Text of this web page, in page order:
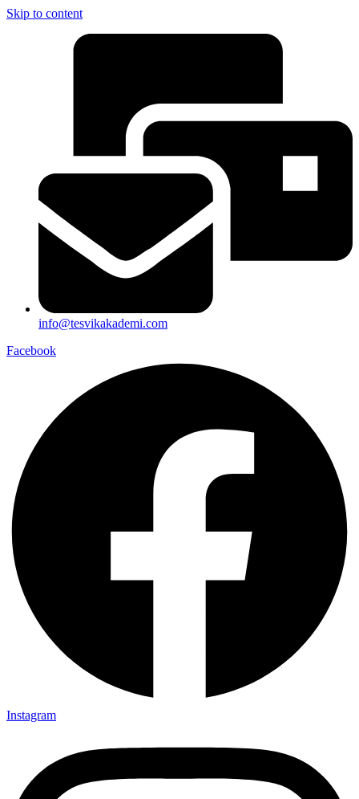
Skip to content
info@tesvikakademi.com
Facebook
Instagram